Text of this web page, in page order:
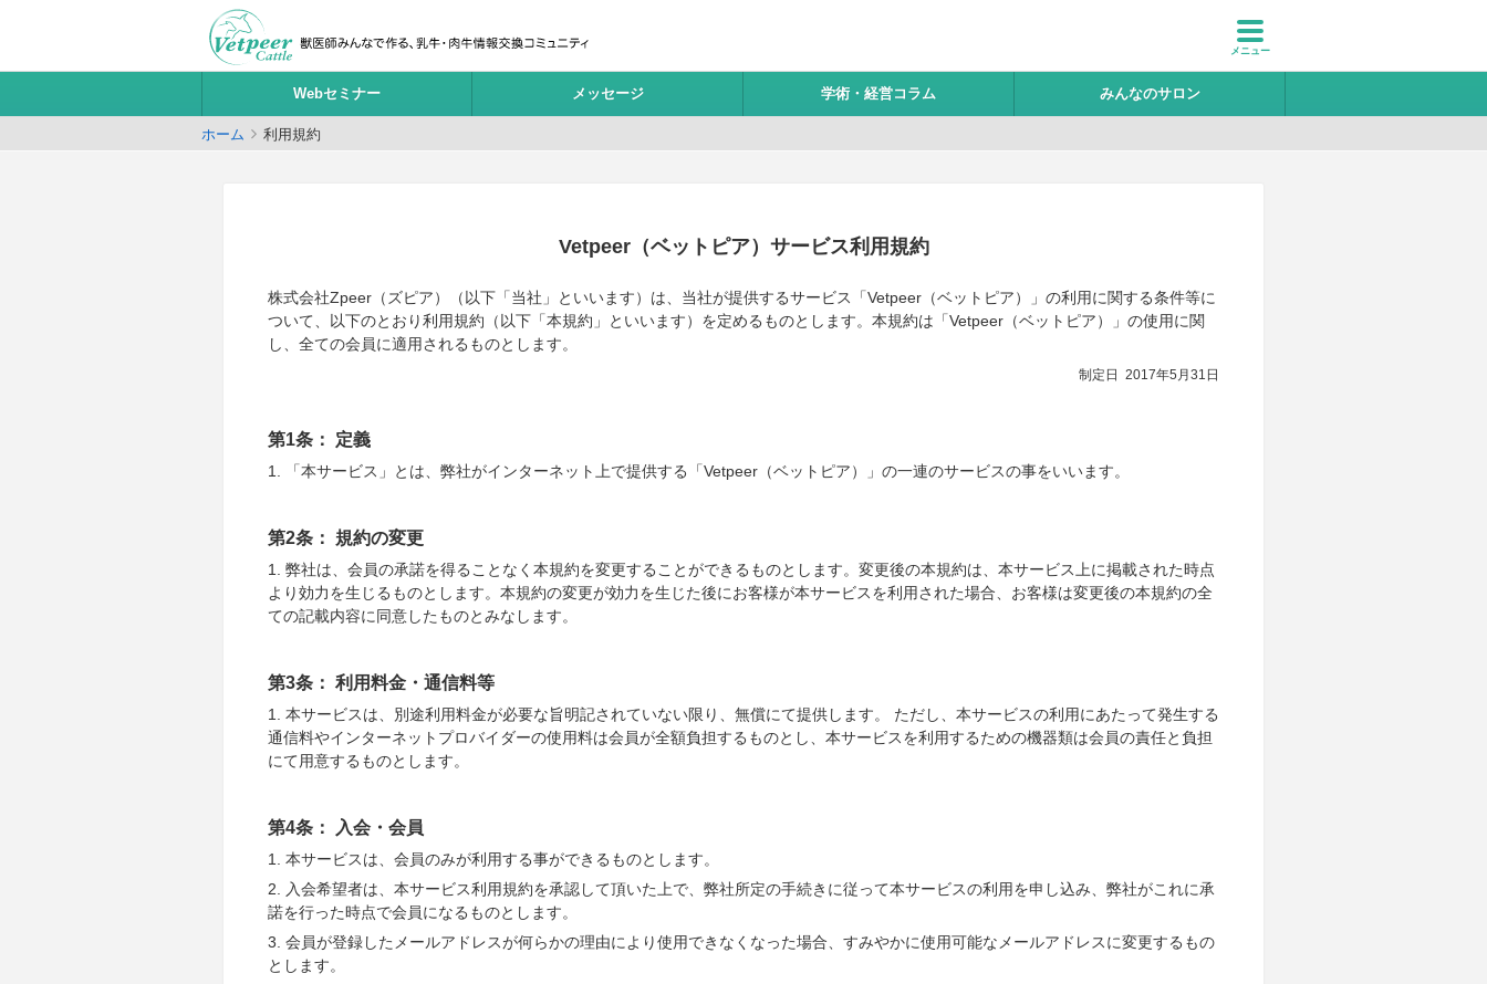
Webセミナー メッセージ 学術・経営コラム みんなのサロン
ホーム 利用規約
Vetpeer（ベットピア）サービス利用規約
株式会社Zpeer（ズピア）（以下「当社」といいます）は、当社が提供するサービス「Vetpeer（ベットピア）」の利用に関する条件等に
ついて、以下のとおり利用規約（以下「本規約」といいます）を定めるものとします。本規約は「Vetpeer（ベットピア）」の使用に関
し、全ての会員に適用されるものとします。
制定日 2017年5月31日
第1条： 定義
1. 「本サービス」とは、弊社がインターネット上で提供する「Vetpeer（ベットピア）」の一連のサービスの事をいいます。
第2条： 規約の変更
1. 弊社は、会員の承諾を得ることなく本規約を変更することができるものとします。変更後の本規約は、本サービス上に掲載された時点
より効力を生じるものとします。本規約の変更が効力を生じた後にお客様が本サービスを利用された場合、お客様は変更後の本規約の全
ての記載内容に同意したものとみなします。
第3条： 利用料金・通信料等
1. 本サービスは、別途利用料金が必要な旨明記されていない限り、無償にて提供します。 ただし、本サービスの利用にあたって発生する
通信料やインターネットプロバイダーの使用料は会員が全額負担するものとし、本サービスを利用するための機器類は会員の責任と負担
にて用意するものとします。
第4条： 入会・会員
1. 本サービスは、会員のみが利用する事ができるものとします。
2. 入会希望者は、本サービス利用規約を承認して頂いた上で、弊社所定の手続きに従って本サービスの利用を申し込み、弊社がこれに承
諾を行った時点で会員になるものとします。
3. 会員が登録したメールアドレスが何らかの理由により使用できなくなった場合、すみやかに使用可能なメールアドレスに変更するもの
とします。